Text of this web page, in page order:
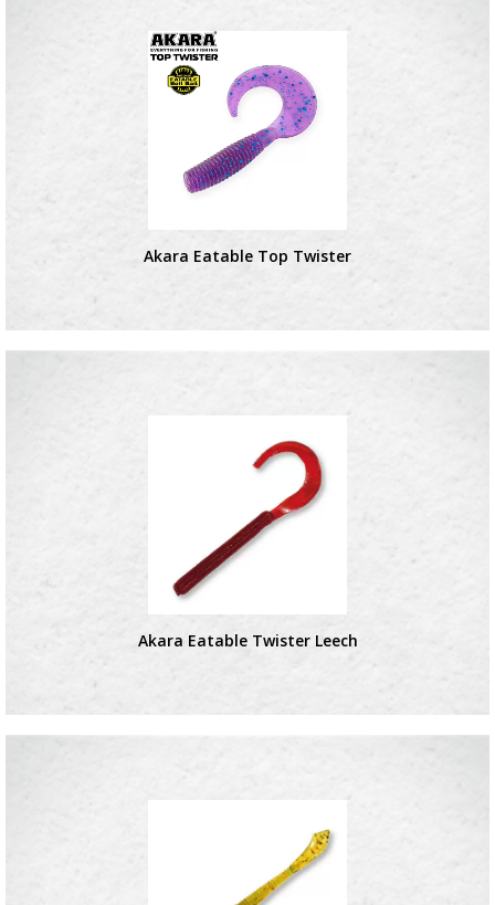
Akara Eatable Top Twister
Akara Eatable Twister Leech